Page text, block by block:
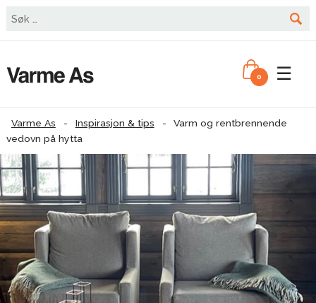
☰
0
Varme As - Inspirasjon & tips -
Varm og rentbrennende
vedovn på hytta